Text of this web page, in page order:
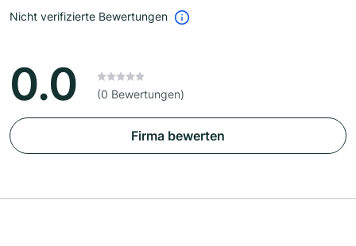
Nicht verifizierte Bewertungen
0.0 (0 Bewertungen)
Firma bewerten